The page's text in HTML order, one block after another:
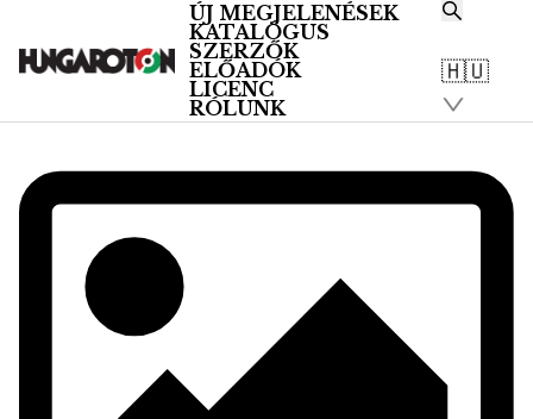
ÚJ MEGJELENÉSEK
KATALÓGUS
SZERZŐK
ELŐADÓK
LICENC
RÓLUNK
🇭🇺
Katalógus